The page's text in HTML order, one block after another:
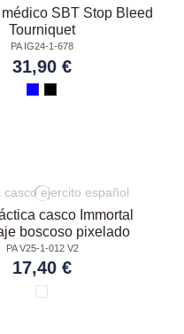
SBT Stop Bleed
Tourniquet
PA IG24-1-678
31,90 €
casco Immortal
boscoso pixelado
PA V25-1-012 V2
17,40 €